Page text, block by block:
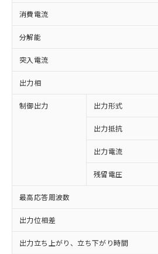
消費電流
分解能
突入電流
出力相
制御出力 出力形式
出力抵抗
出力電流
残留電圧
最高応答周波数
出力位相差
出力立ち上がり、立ち下がり時間
※1 対応状況